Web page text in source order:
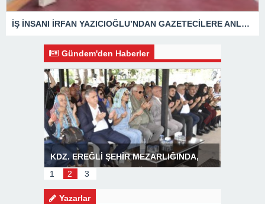
İŞ İNSANI İRFAN YAZICIOĞLU’NDAN GAZETECİLERE ANLAMLI ZİYARET
Gündem'den Haberler
KDZ. EREĞLİ ŞEHİR MEZARLIĞINDA,
MEVLİD PROGRAMI DÜZENLENDİ 3 BİN
1
2 3
Yazarlar